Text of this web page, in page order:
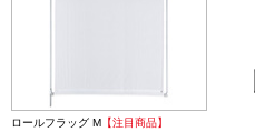
ロールフラッグ M 【注目商品】